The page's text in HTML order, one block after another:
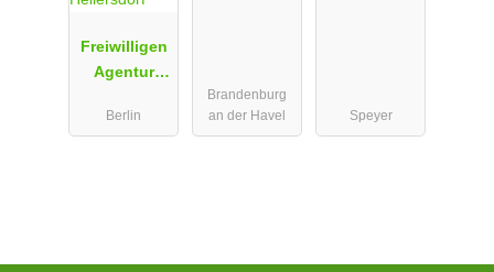
Freiwilligen
Agentur
Hellersdorf
Berlin
Brandenburg
an der Havel
Speyer